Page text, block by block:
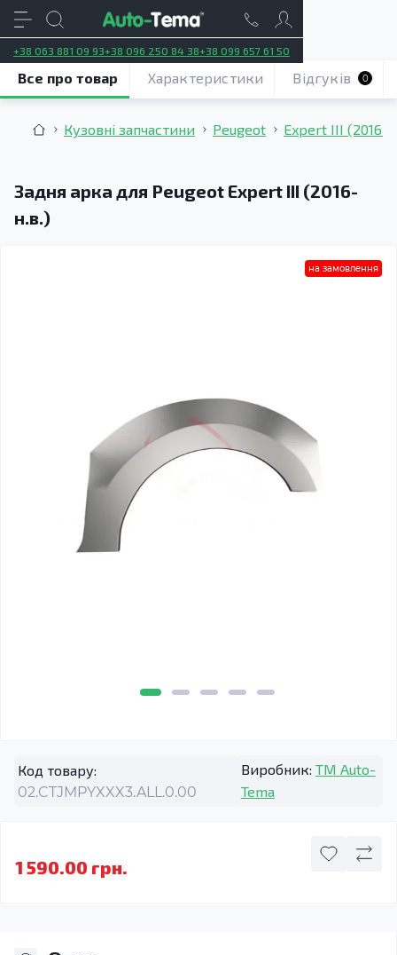
+38 063 881 09 93+38 096 250 84 38+38 099 657 61 50
Кузовні запчастини Peugeot Expert III
Задня арка для Peugeot Expert III (2016-
н.в.)
Все про товар Характеристики Відгуків 0
на замовлення
Код товару:
02.CTJMPYXXX3.ALL.0.00
Виробник: TM Auto-
Tema
1 590.00 грн.